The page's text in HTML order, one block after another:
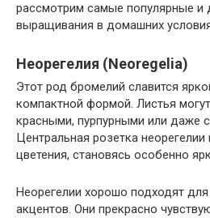
рассмотрим самые популярные и
выращивания в домашних
Неорегелия (Neoregelia)
Этот род бромелий славится
компактной формой. Листья
красными, пурпурными или даже
Центральная розетка
цветения, становясь особенно
Неорегелии хорошо подходят
акцентов. Они прекрасно